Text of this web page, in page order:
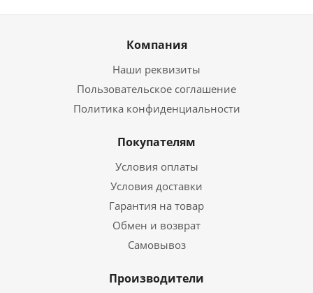
Компания
Наши реквизиты
Пользовательское соглашение
Политика конфиденциальности
Покупателям
Условия оплаты
Условия доставки
Гарантия на товар
Обмен и возврат
Самовывоз
Производители